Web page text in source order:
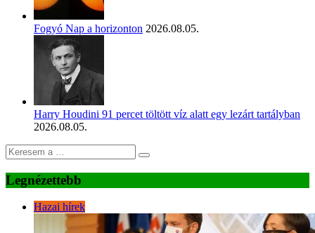
Fogyó Nap a horizonton 2026.08.05.
Harry Houdini 91 percet töltött víz alatt egy lezárt tartályban
2026.08.05.
Legnézettebb
Hazai hírek